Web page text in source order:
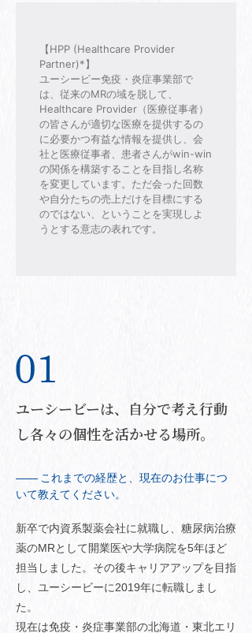
【HPP (Healthcare Provider
Partner)*】
ユーシービー免疫・炎症事業部で
は、従来のMRの域を脱して、
Healthcare Provider（医療従事者）
の皆さんが適切な医療を提供するの
に必要かつ有益な情報を提供し、会
社と医療従事者、患者さんがwin-win
の関係を構築することを目指し名称
を変更しています。ただ会った回数
や自分たちの売上だけを目標にする
のではない、ということを実現しよ
うとする意志の表れです。
ユーシービーは、自分で考え行動
し各々の個性を活かせる場所。
これまでの経歴と、現在のお仕事につ
いて教えてください。
新卒で内資系製薬会社に就職し、糖尿病治療
薬のMRとして開業医や大学病院を5年ほど
担当しました。その後キャリアアップを目指
し、ユーシービーに2019年に転職しまし
た。
現在は免疫・炎症事業部の北海道・東北エリ